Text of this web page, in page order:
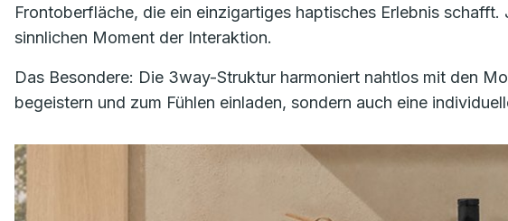
Frontoberfläche, die ein einzigartiges haptisches Erlebnis
sinnlichen Moment der Interaktion.
Das Besondere: Die 3way-Struktur harmoniert nahtlos mit den
begeistern und zum Fühlen einladen, sondern auch eine